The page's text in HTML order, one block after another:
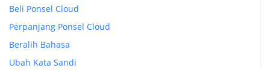
Beli Ponsel Cloud
Perpanjang Ponsel Cloud
Beralih Bahasa
Ubah Kata Sandi